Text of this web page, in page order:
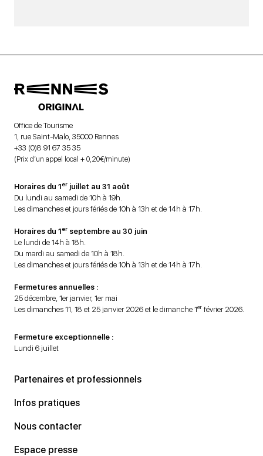
Office de Tourisme
1, rue Saint-Malo, 35000 Rennes
+33 (0)8 91 67 35 35
(Prix d’un appel local + 0,20€/minute)
Horaires du 1er juillet au 31 août
Du lundi au samedi de 10h à 19h.
Les dimanches et jours fériés de 10h à 13h et de 14h à 17h.
Horaires du 1er septembre au 30 juin
Le lundi de 14h à 18h.
Du mardi au samedi de 10h à 18h.
Les dimanches et jours fériés de 10h à 13h et de 14h à 17h.
Fermetures annuelles :
25 décembre, 1er janvier, 1er mai
Les dimanches 11, 18 et 25 janvier 2026 et le dimanche 1er février 2026.
Fermeture exceptionnelle :
Lundi 6 juillet
Partenaires et professionnels
Infos pratiques
Nous contacter
Espace presse